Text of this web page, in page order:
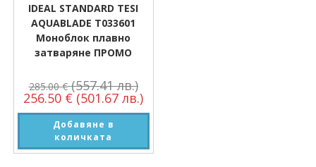
IDEAL STANDARD TESI
AQUABLADE T033601
Моноблок плавно
затваряне ПРОМО
285.00€ (557.41 лв.)
256.50 € (501.67 лв.)
Добавяне в
количката